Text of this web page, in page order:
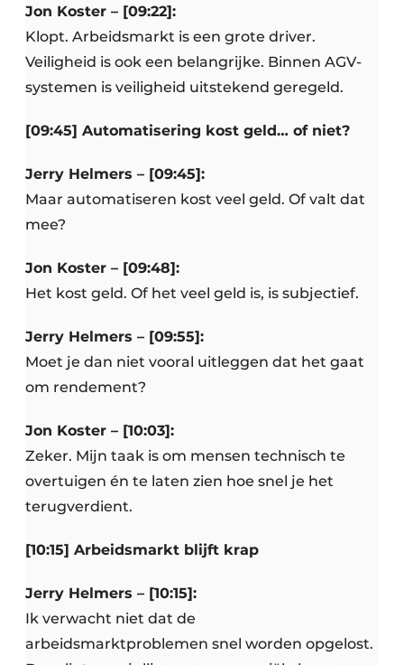
Jon Koster – [09:22]:
Klopt. Arbeidsmarkt is een grote driver.
Veiligheid is ook een belangrijke. Binnen AGV-
systemen is veiligheid uitstekend geregeld.
[09:45] Automatisering kost geld… of niet?
Jerry Helmers – [09:45]:
Maar automatiseren kost veel geld. Of valt dat
mee?
Jon Koster – [09:48]:
Het kost geld. Of het veel geld is, is subjectief.
Jerry Helmers – [09:55]:
Moet je dan niet vooral uitleggen dat het gaat
om rendement?
Jon Koster – [10:03]:
Zeker. Mijn taak is om mensen technisch te
overtuigen én te laten zien hoe snel je het
terugverdient.
[10:15] Arbeidsmarkt blijft krap
Jerry Helmers – [10:15]:
Ik verwacht niet dat de
arbeidsmarktproblemen snel worden opgelost.